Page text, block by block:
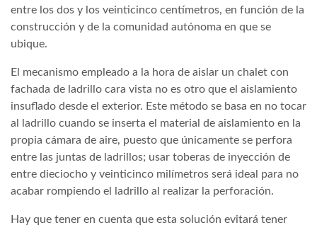
entre los dos y los veinticinco centímetros, en función de la
construcción y de la comunidad autónoma en que se
ubique.
El mecanismo empleado a la hora de aislar un chalet con
fachada de ladrillo cara vista no es otro que el aislamiento
insuflado desde el exterior. Este método se basa en no tocar
al ladrillo cuando se inserta el material de aislamiento en la
propia cámara de aire, puesto que únicamente se perfora
entre las juntas de ladrillos; usar toberas de inyección de
entre dieciocho y veinticinco milímetros será ideal para no
acabar rompiendo el ladrillo al realizar la perforación.
Hay que tener en cuenta que esta solución evitará tener